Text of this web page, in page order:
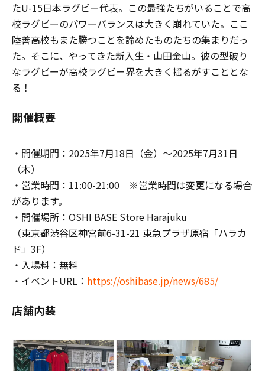
たU-15日本ラグビー代表。この最強たちがいることで高
校ラグビーのパワーバランスは大きく崩れていた。ここ
陸善高校もまた勝つことを諦めたものたちの集まりだっ
た。そこに、やってきた新入生・山田金山。彼の型破り
なラグビーが高校ラグビー界を大きく揺るがすこととな
る！
開催概要
・開催期間：2025年7月18日（金）～2025年7月31日
（木）
・営業時間：11:00-21:00 ※営業時間は変更になる場合
があります。
・開催場所：OSHI BASE Store Harajuku
（東京都渋谷区神宮前6-31-21 東急プラザ原宿「ハラカ
ド」3F）
・入場料：無料
・イベントURL： https://oshibase.jp/news/685/
店舗内装